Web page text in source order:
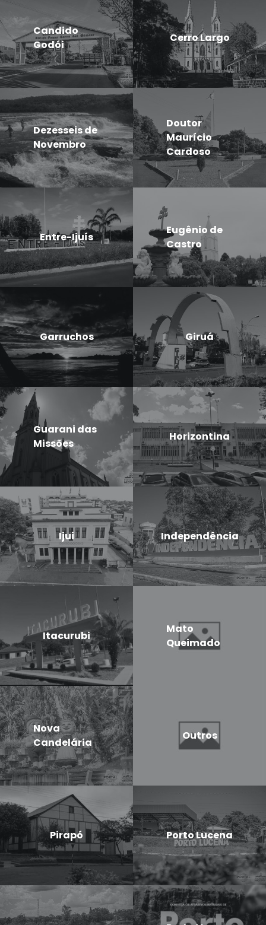
Candido
Godói
Cerro Largo
Dezesseis de
Novembro
Doutor
Maurício
Cardoso
Entre-Ijuís
Eugênio de
Castro
Garruchos Giruá
Guarani das
Missões
Horizontina
Ijui Independência
Itacurubi
Mato
Queimado
Nova
Candelária
Outros
Pirapó Porto Lucena